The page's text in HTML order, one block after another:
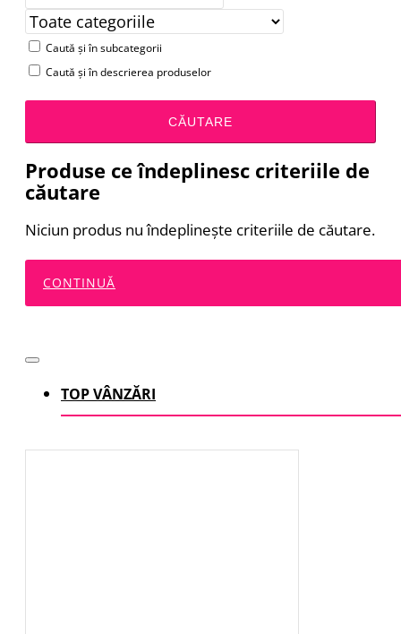
Caută și în subcategorii
Caută și în descrierea produselor
CĂUTARE
Produse ce îndeplinesc criteriile de
căutare
Niciun produs nu îndeplineşte criteriile de căutare.
CONTINUĂ
TOP VÂNZĂRI